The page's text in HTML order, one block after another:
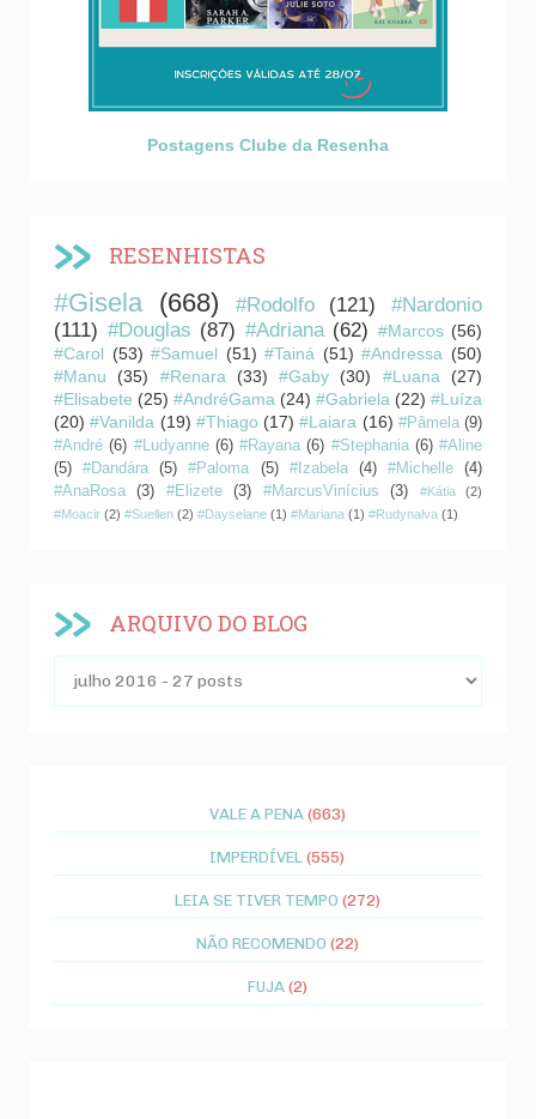
Postagens Clube da Resenha
RESENHISTAS
#Gisela (668) #Rodolfo (121)
#Nardonio
(111) #Douglas (87) #Adriana (62) #Marcos (56)
#Carol (53) #Samuel (51) #Tainá (51) #Andressa (50)
#Manu
(35) #Renara (33) #Gaby (30) #Luana
(27)
#Elisabete (25) #AndréGama (24) #Gabriela (22) #Luíza
(20) #Vanilda (19) #Thiago (17) #Laiara (16) #Pâmela (9)
#André (6) #Ludyanne (6) #Rayana (6) #Stephania (6) #Aline
(5)
#Dandára (5) #Paloma (5) #Izabela (4) #Michelle
(4)
#AnaRosa
(3) #Elizete (3) #MarcusVinícius (3) #Kátia
(2)
#Moacir (2) #Suellen (2) #Dayselane (1) #Mariana (1) #Rudynalva (1)
ARQUIVO DO BLOG
VALE A PENA (663)
IMPERDÍVEL (555)
LEIA SE TIVER TEMPO (272)
NÃO RECOMENDO (22)
FUJA (2)